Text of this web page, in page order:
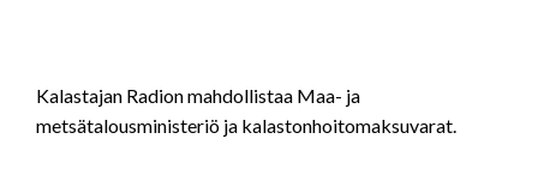
Kalastajan Radion mahdollistaa Maa- ja
metsätalousministeriö ja kalastonhoitomaksuvarat.